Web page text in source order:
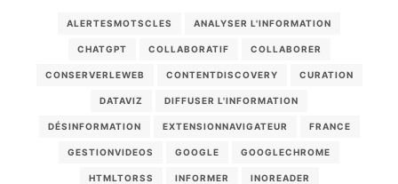
ALERTESMOTSCLES ANALYSER L'INFORMATION
CHATGPT COLLABORATIF COLLABORER
CONSERVERLEWEB CONTENTDISCOVERY CURATION
DATAVIZ DIFFUSER L'INFORMATION
DÉSINFORMATION EXTENSIONNAVIGATEUR FRANCE
GESTIONVIDEOS GOOGLE GOOGLECHROME
HTMLTORSS INFORMER INOREADER